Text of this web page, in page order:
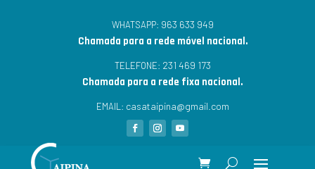
WHATSAPP: 963 633 949
Chamada para a rede móvel nacional.
TELEFONE: 231 469 173
Chamada para a rede fixa nacional.
EMAIL: casataipina@gmail.com